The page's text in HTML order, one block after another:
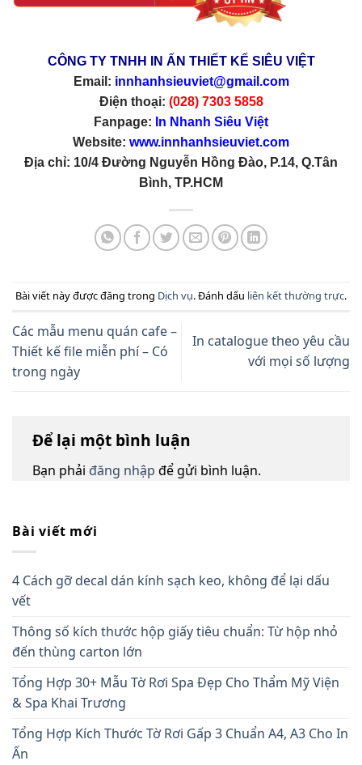
CÔNG TY TNHH IN ẤN THIẾT KẾ SIÊU VIỆT
Email: innhanhsieuviet@gmail.com
Điện thoại: (028) 7303 5858
Fanpage: In Nhanh Siêu Việt
Website: www.innhanhsieuviet.com
Địa chỉ: 10/4 Đường Nguyễn Hồng Đào, P.14, Q.Tân
Bình, TP.HCM
Bài viết này được đăng trong Dịch vụ. Đánh dấu liên kết thường trực.
Các mẫu menu quán cafe –
Thiết kế file miễn phí – Có
trong ngày
In catalogue theo yêu cầu
với mọi số lượng
Để lại một bình luận
Bạn phải đăng nhập để gửi bình luận.
Bài viết mới
4 Cách gỡ decal dán kính sạch keo, không để lại dấu
vết
Thông số kích thước hộp giấy tiêu chuẩn: Từ hộp nhỏ
đến thùng carton lớn
Tổng Hợp 30+ Mẫu Tờ Rơi Spa Đẹp Cho Thẩm Mỹ Viện
& Spa Khai Trương
Tổng Hợp Kích Thước Tờ Rơi Gấp 3 Chuẩn A4, A3 Cho In
Ấn